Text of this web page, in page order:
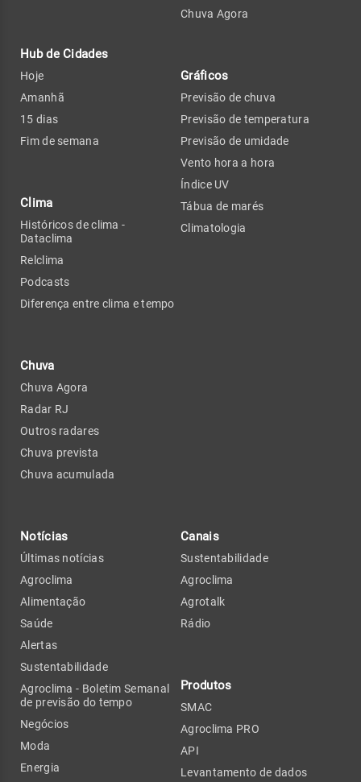
Hub de Cidades
Hoje
Amanhã
15 dias
Fim de semana
Clima
Históricos de clima -
Dataclima
Relclima
Podcasts
Diferença entre clima e tempo
Chuva
Chuva Agora
Radar RJ
Outros radares
Chuva prevista
Chuva acumulada
Chuva Agora
Gráficos
Previsão de chuva
Previsão de temperatura
Previsão de umidade
Vento hora a hora
Índice UV
Tábua de marés
Climatologia
Notícias
Últimas notícias
Agroclima
Alimentação
Saúde
Alertas
Sustentabilidade
Agroclima - Boletim Semanal
de previsão do tempo
Negócios
Moda
Energia
Canais
Sustentabilidade
Agroclima
Agrotalk
Rádio
Produtos
SMAC
Agroclima PRO
API
Levantamento de dados